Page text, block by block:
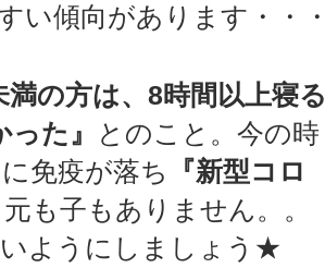
い傾向があります・・・
満の方は、8時間以上寝る
た』
とのこと。今の時
免疫が落ち
『新型コロ
も子もありません。。
ようにしましょう★